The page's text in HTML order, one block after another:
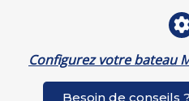
Configurez votre bateau
Besoin de conseils